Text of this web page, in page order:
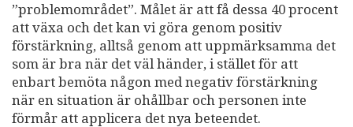
”problemområdet”. Målet är att få dessa 40 procent
att växa och det kan vi göra genom positiv
förstärkning, alltså genom att uppmärksamma det
som är bra när det väl händer, i stället för att
enbart bemöta någon med negativ förstärkning
när en situation är ohållbar och personen inte
förmår att applicera det nya beteendet.